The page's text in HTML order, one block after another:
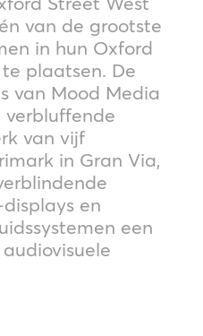
van de grootste
in hun Oxford
plaatsen. De
van Mood Media
verbluffende
van vijf
in Gran Via,
en
een